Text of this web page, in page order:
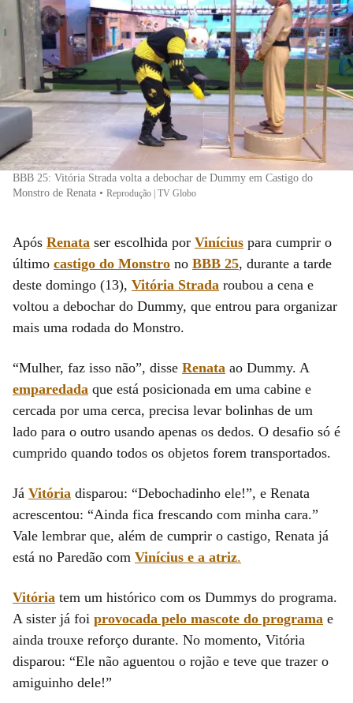
BBB 25: Vitória Strada volta a debochar de Dummy em Castigo do
Monstro de Renata • Reprodução | TV Globo
Após Renata ser escolhida por Vinícius para cumprir o
último castigo do Monstro no BBB 25, durante a tarde
deste domingo (13), Vitória Strada roubou a cena e
voltou a debochar do Dummy, que entrou para organizar
mais uma rodada do Monstro.
“Mulher, faz isso não”, disse Renata ao Dummy. A
emparedada que está posicionada em uma cabine e
cercada por uma cerca, precisa levar bolinhas de um
lado para o outro usando apenas os dedos. O desafio só é
cumprido quando todos os objetos forem transportados.
Já Vitória disparou: “Debochadinho ele!”, e Renata
acrescentou: “Ainda fica frescando com minha cara.”
Vale lembrar que, além de cumprir o castigo, Renata já
está no Paredão com Vinícius e a atriz.
Vitória tem um histórico com os Dummys do programa.
A sister já foi provocada pelo mascote do programa e
ainda trouxe reforço durante. No momento, Vitória
disparou: “Ele não aguentou o rojão e teve que trazer o
amiguinho dele!”